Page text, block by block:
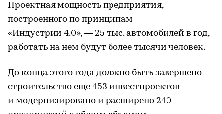
Проектная мощность предприятия,
построенного по принципам
«Индустрии 4.0», — 25 тыс. автомобилей в год,
работать на нем будут более тысячи человек.
До конца этого года должно быть завершено
строительство еще 453 инвестпроектов
и модернизировано и расширено 240